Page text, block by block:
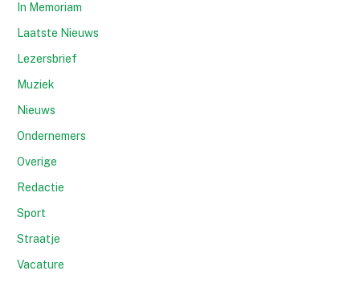
In Memoriam
Laatste Nieuws
Lezersbrief
Muziek
Nieuws
Ondernemers
Overige
Redactie
Sport
Straatje
Vacature